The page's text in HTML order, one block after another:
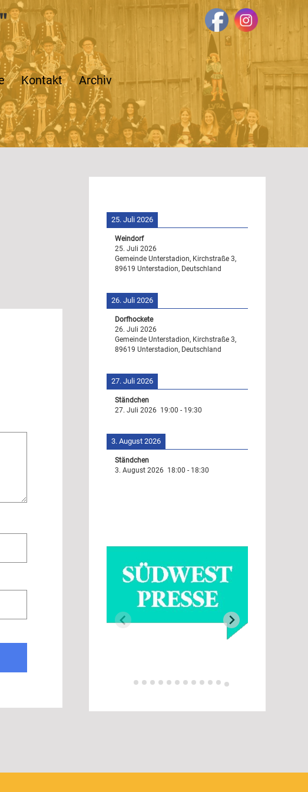
Kontakt Archiv
25. Juli 2026
Weindorf
25. Juli 2026
Gemeinde Unterstadion, Kirchstraße 3,
89619 Unterstadion, Deutschland
26. Juli 2026
Dorfhockete
26. Juli 2026
Gemeinde Unterstadion, Kirchstraße 3,
89619 Unterstadion, Deutschland
27. Juli 2026
Ständchen
27. Juli 2026 19:00 - 19:30
3. August 2026
Ständchen
3. August 2026 18:00 - 18:30